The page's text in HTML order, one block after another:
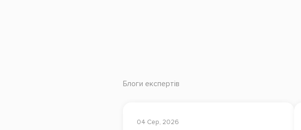
Блоги експертів
04 Сер, 2026